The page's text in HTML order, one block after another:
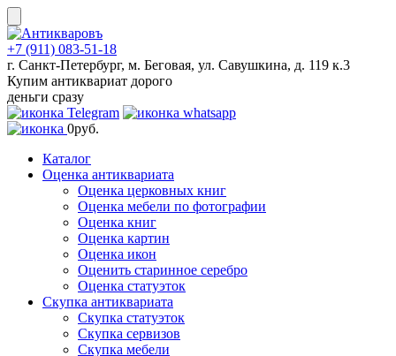
Skip
to
content
+7 (911) 083-51-18
г. Санкт-Петербург, м. Беговая, ул. Савушкина, д. 119 к.3
Купим антиквариат дорого
деньги сразу
0руб.
Каталог
Оценка антиквариата
Оценка церковных книг
Оценка мебели по фотографии
Оценка книг
Оценка картин
Оценка икон
Оценить старинное серебро
Оценка статуэток
Скупка антиквариата
Скупка статуэток
Скупка сервизов
Скупка мебели